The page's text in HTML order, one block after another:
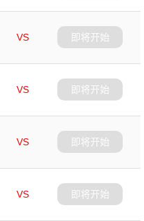
VS
即将开始
VS
即将开始
VS
即将开始
VS
即将开始